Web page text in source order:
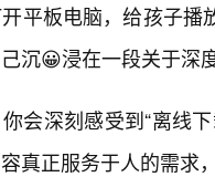
平板电脑，给孩子
沉😀浸在一段关于深
会深刻感受到“离线
真正服务于人的需求